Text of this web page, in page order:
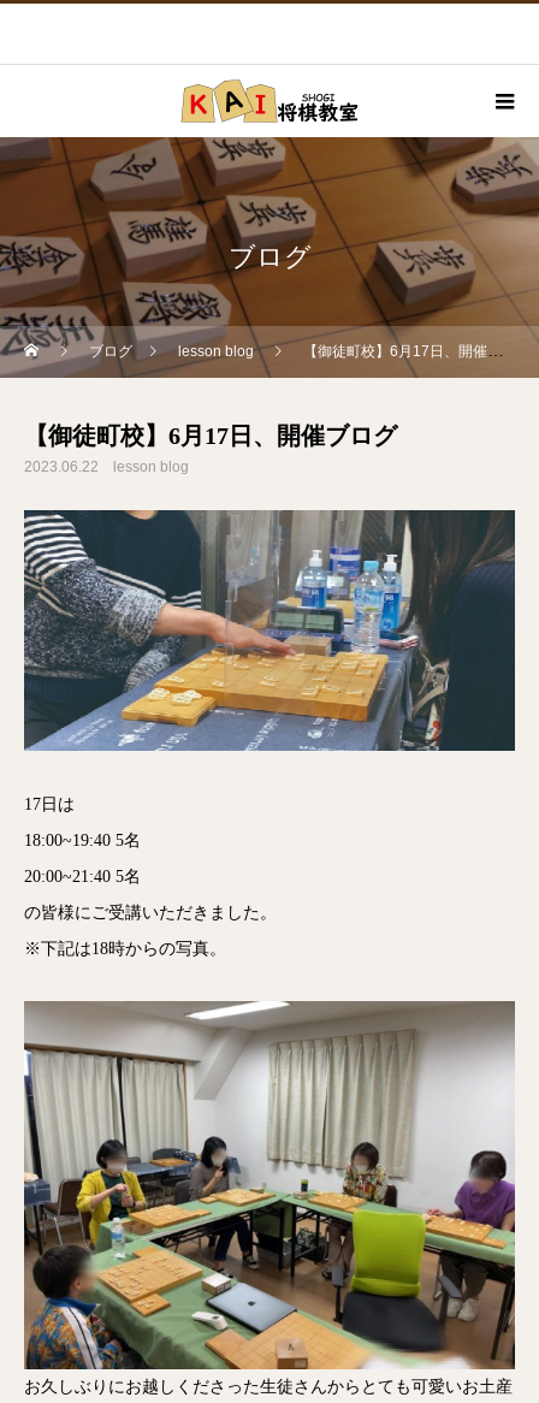
ブログ
ブログ lesson blog 【御徒町校】6月17日、開催ブログ
【御徒町校】6月17日、開催ブログ
2023.06.22 lesson blog
17日は
18:00~19:40 5名
20:00~21:40 5名
の皆様にご受講いただきました。
※下記は18時からの写真。
お久しぶりにお越しくださった生徒さんからとても可愛いお土産